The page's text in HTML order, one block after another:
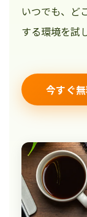
いつでも、ど
する環境を試
今すぐ